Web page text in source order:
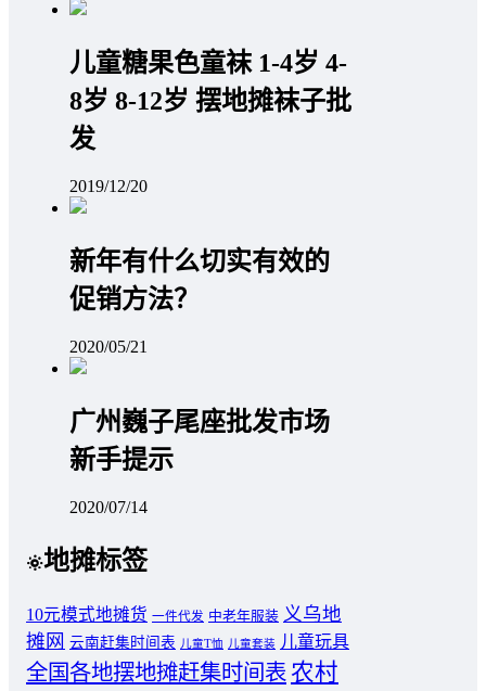
儿童糖果色童袜 1-4岁 4-
8岁 8-12岁 摆地摊袜子批
发
2019/12/20
新年有什么切实有效的
促销方法？
2020/05/21
广州巍子尾座批发市场
新手提示
2020/07/14
地摊标签
10元模式地摊货 一件代发 中老年服装 义乌地
摊网 云南赶集时间表 儿童T恤 儿童套装 儿童玩具
全国各地摆地摊赶集时间表 农村